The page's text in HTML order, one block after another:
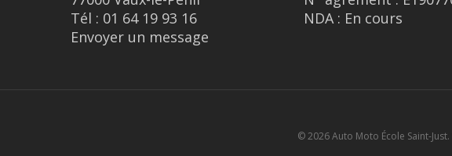
Tél : 01 64 19 93 16
Envoyer un message
NDA : En cours
© 2026 Auto Moto École Saint-